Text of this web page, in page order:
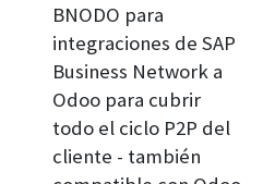
BNODO para
integraciones de SAP
Business Network a
Odoo para cubrir
todo el ciclo P2P del
cliente - también